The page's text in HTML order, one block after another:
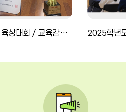
37회 교육장기 육상대회 / 교육감배 양궁대회 입상 소식